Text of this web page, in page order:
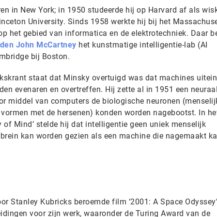
in New York; in 1950 studeerde hij op Harvard af als
University. Sinds 1958 werkte hij bij het
het gebied van informatica en de elektrotechniek. Daar
John McCartney het kunstmatige intelligentie-lab (AI
bij Boston.
staat dat Minsky overtuigd was dat machines
evenaren en overtreffen. Hij zette al in 1951 een
middel van computers de biologische neuronen
met de hersenen) konden worden nagebootst. In
of Mind’ stelde hij dat intelligentie geen uniek menselijk
kan worden gezien als een machine die nagemaakt
Stanley Kubricks beroemde film ‘2001: A Space
voor zijn werk, waaronder de Turing Award van de